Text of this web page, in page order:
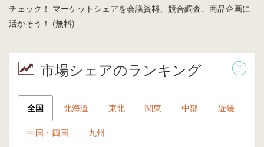
チェック！ マーケットシェアを会議資料、競合調査、商品企画に
活かそう！ (無料)
市場シェアのランキング
全国 北海道 東北 関東 中部 近畿
中国・四国 九州